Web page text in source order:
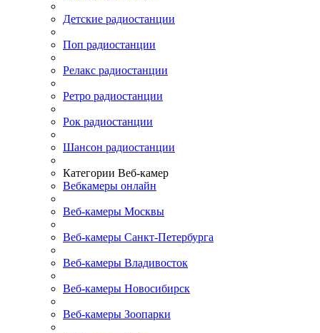
Детские радиостанции
Поп радиостанции
Релакс радиостанции
Ретро радиостанции
Рок радиостанции
Шансон радиостанции
Категории Веб-камер
Вебкамеры онлайн
Веб-камеры Москвы
Веб-камеры Санкт-Петербурга
Веб-камеры Владивосток
Веб-камеры Новосибирск
Веб-камеры Зоопарки